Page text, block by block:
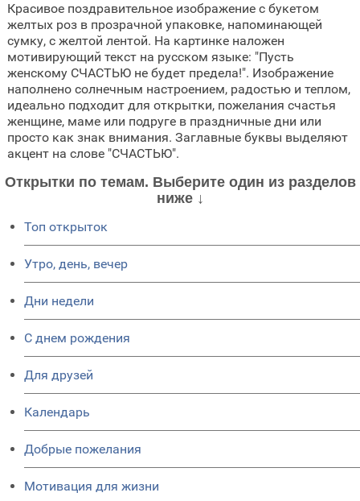
Красивое поздравительное изображение с букетом
желтых роз в прозрачной упаковке, напоминающей
сумку, с желтой лентой. На картинке наложен
мотивирующий текст на русском языке: "Пусть
женскому СЧАСТЬЮ не будет предела!". Изображение
наполнено солнечным настроением, радостью и теплом,
идеально подходит для открытки, пожелания счастья
женщине, маме или подруге в праздничные дни или
просто как знак внимания. Заглавные буквы выделяют
акцент на слове "СЧАСТЬЮ".
Открытки по темам. Выберите один из разделов
ниже ↓
Топ открыток
Утро, день, вечер
Дни недели
C днем рождения
Для друзей
Календарь
Добрые пожелания
Мотивация для жизни